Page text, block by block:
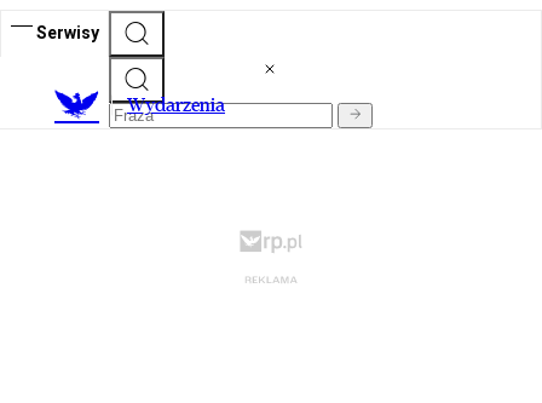
Serwisy
Wydarzenia